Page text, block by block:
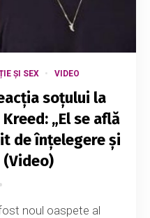
ȘI SEX VIDEO
soțului la
„El se află
de înțelegere și
noul oaspete al